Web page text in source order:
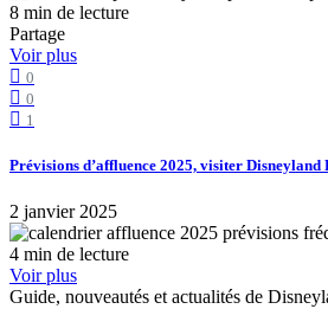
8 min de lecture
Partage
Voir plus
0
0
1
Prévisions d’affluence 2025, visiter Disneyland
2 janvier 2025
4 min de lecture
Voir plus
Guide, nouveautés et actualités de